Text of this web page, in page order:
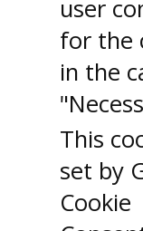
user
for the
in the
This
set by
Cookie